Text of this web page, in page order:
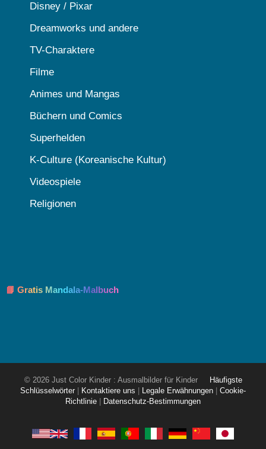
Disney / Pixar
Dreamworks und andere
TV-Charaktere
Filme
Animes und Mangas
Büchern und Comics
Superhelden
K-Culture (Koreanische Kultur)
Videospiele
Religionen
📘 Gratis Mandala-Malbuch
© 2026 Just Color Kinder : Ausmalbilder für Kinder
Häufigste
Schlüsselwörter
Kontaktiere uns Legale Erwähnungen
Cookie-
Richtlinie
Datenschutz-Bestimmungen